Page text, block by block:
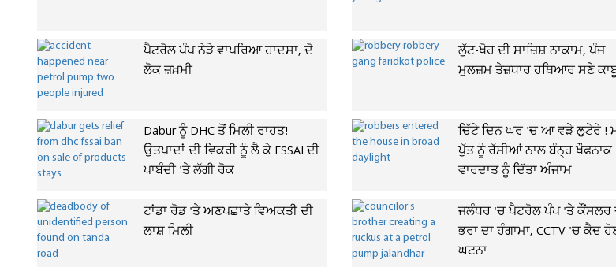
ਪੈਟਰੋਲ ਪੰਪ ਨੇੜੇ ਵਾਪਰਿਆ ਹਾਦਸਾ, ਦੋ
ਲੋਕ ਜ਼ਖ਼ਮੀ
ਲੁੱਟ-ਖੋਹ ਦੀ ਸਾਜ਼ਿਸ਼ ਨਾਕਾਮ, ਪੰਜ
ਮੁਲਜ਼ਮ ਤੇਜ਼ਧਾਰ ਹਥਿਆਰ ਸਣੇ
Dabur ਨੂੰ DHC ਤੋਂ ਮਿਲੀ ਰਾਹਤ!
ਉਤਪਾਦਾਂ ਦੀ ਵਿਕਰੀ ਨੂੰ ਲੈ ਕੇ FSSAI ਦੀ
ਪਾਬੰਦੀ 'ਤੇ ਲੱਗੀ ਰੋਕ
ਚਿੱਟੇ ਦਿਨ ਘਰ 'ਚ ਆ ਵੜੇ ਲੁਟੇਰੇ !
ਪੁੱਤ ਨੂੰ ਰੱਸੀਆਂ ਨਾਲ ਬੰਨ੍ਹ ਖੌਫਨਾਕ
ਵਾਰਦਾਤ ਨੂੰ ਦਿੱਤਾ ਅੰਜਾਮ
ਟਾਂਡਾ ਰੋਡ 'ਤੇ ਅਣਪਛਾਤੇ ਵਿਅਕਤੀ ਦੀ
ਲਾਸ਼ ਮਿਲੀ
ਜਲੰਧਰ 'ਚ ਪੈਟਰੋਲ ਪੰਪ 'ਤੇ ਕੌਂਸਲਰ
ਭਰਾ ਦਾ ਹੰਗਾਮਾ, CCTV 'ਚ ਕੈਦ
ਘਟਨਾ